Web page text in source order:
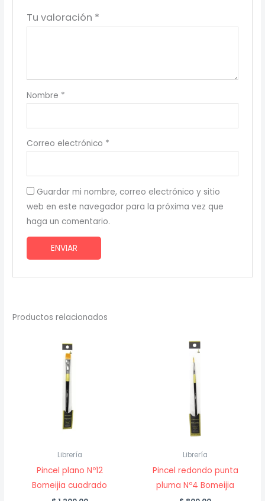
Tu valoración *
Nombre *
Correo electrónico *
Guardar mi nombre, correo electrónico y sitio
web en este navegador para la próxima vez que
haga un comentario.
Productos relacionados
Librería
Pincel plano Nº12
Bomeijia cuadrado
Librería
Pincel redondo punta
pluma Nº4 Bomeijia